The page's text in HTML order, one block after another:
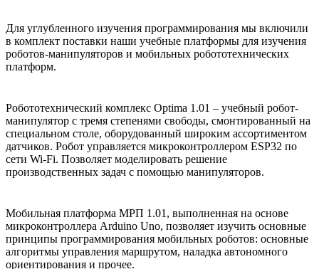
Для углубленного изучения программирования мы включили
в комплект поставки наши учебные платформы для изучения
роботов-манипуляторов и мобильных робототехнических
платформ.
Робототехнический комплекс Optima 1.01 – учебный робот-
манипулятор с тремя степенями свободы, смонтированный на
специальном столе, оборудованный широким ассортиментом
датчиков. Робот управляется микроконтроллером ESP32 по
сети Wi-Fi. Позволяет моделировать решение
производственных задач с помощью манипуляторов.
Мобильная платформа МРП 1.01, выполненная на основе
микроконтроллера Arduino Uno, позволяет изучить основные
принципы программирования мобильных роботов: основные
алгоритмы управления маршрутом, наладка автономного
ориентирования и прочее.